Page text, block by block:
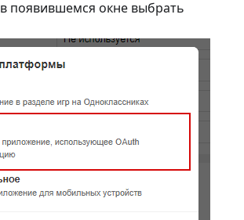
появившемся окне выбрать